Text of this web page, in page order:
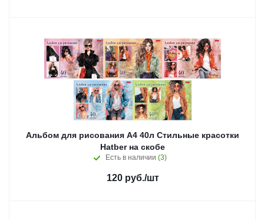
Альбом для рисования А4 40л Стильные красотки
Hatber на скобе
Есть в наличии (3)
120руб./шт